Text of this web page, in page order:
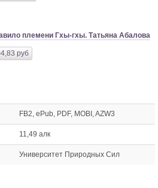
племени Гхы-гхы. Татьяна Абалова
руб
FB2, ePub, PDF, MOBI, AZW3
11,49 алк
Университет Природных Сил